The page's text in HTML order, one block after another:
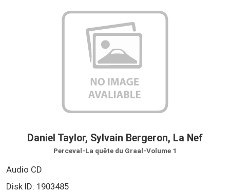
Daniel Taylor, Sylvain Bergeron, La Nef
Perceval-La quête du Graal-Volume 1
Audio CD
Disk ID: 1903485